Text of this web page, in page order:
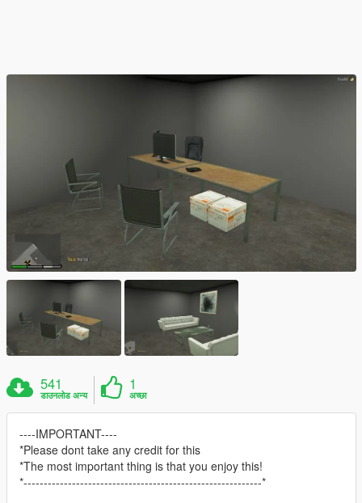
541
डाउनलोड अन्य
1
अच्छा
----IMPORTANT----
*Please dont take any credit for this
*The most important thing is that you enjoy this!
*-----------------------------------------------------------*